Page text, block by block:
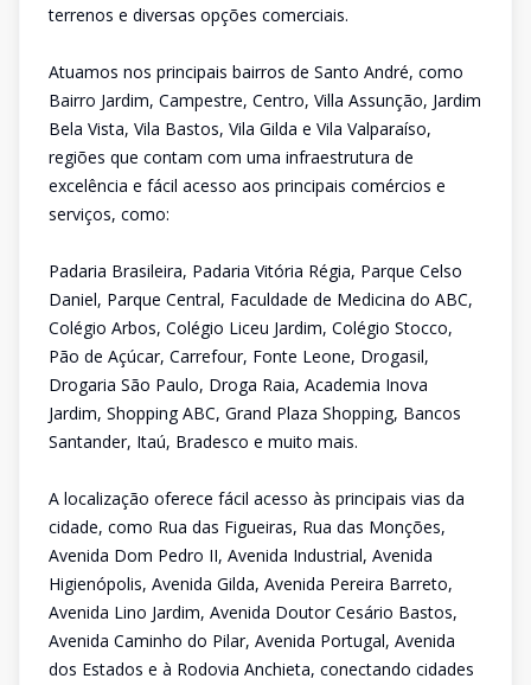
terrenos e diversas opções comerciais.
Atuamos nos principais bairros de Santo André, como
Bairro Jardim, Campestre, Centro, Villa Assunção, Jardim
Bela Vista, Vila Bastos, Vila Gilda e Vila Valparaíso,
regiões que contam com uma infraestrutura de
excelência e fácil acesso aos principais comércios e
serviços, como:
Padaria Brasileira, Padaria Vitória Régia, Parque Celso
Daniel, Parque Central, Faculdade de Medicina do ABC,
Colégio Arbos, Colégio Liceu Jardim, Colégio Stocco,
Pão de Açúcar, Carrefour, Fonte Leone, Drogasil,
Drogaria São Paulo, Droga Raia, Academia Inova
Jardim, Shopping ABC, Grand Plaza Shopping, Bancos
Santander, Itaú, Bradesco e muito mais.
A localização oferece fácil acesso às principais vias da
cidade, como Rua das Figueiras, Rua das Monções,
Avenida Dom Pedro II, Avenida Industrial, Avenida
Higienópolis, Avenida Gilda, Avenida Pereira Barreto,
Avenida Lino Jardim, Avenida Doutor Cesário Bastos,
Avenida Caminho do Pilar, Avenida Portugal, Avenida
dos Estados e à Rodovia Anchieta, conectando cidades